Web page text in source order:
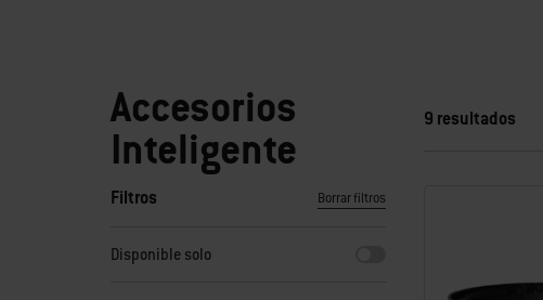
Accesorios
Inteligente
Filtros
Al seleccionar cualquiera de los filtros, la página se actualizará con
Borrar filtros
Disponible solo
9 resultados